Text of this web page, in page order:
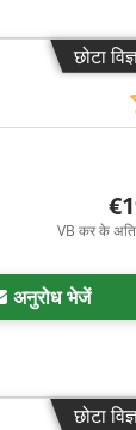
छोटा
VB कर के
अनुरोध भेजें
छोटा